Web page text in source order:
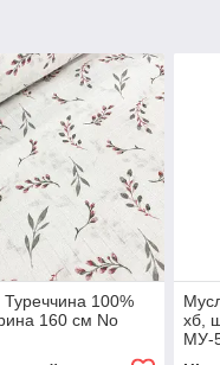
Туреччина 100%
160 см No
хб,
МУ-